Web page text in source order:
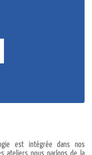
est intégrée dans nos